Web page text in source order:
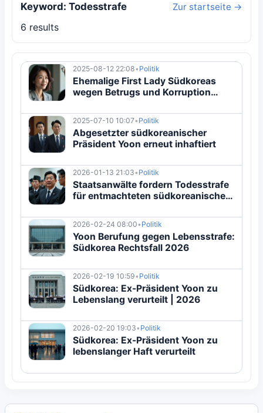
Keyword: Todesstrafe Zur startseite →
6 results
2025-08-12 22:08• Politik
Ehemalige First Lady Südkoreas
wegen Betrugs und Korruption
2025-07-10 10:07• Politik
Abgesetzter südkoreanischer
Präsident Yoon erneut inhaftiert
2026-01-13 21:03• Politik
Staatsanwälte fordern Todesstrafe
für entmachteten südkoreanischen
2026-02-24 08:00• Politik
Yoon Berufung gegen Lebensstrafe:
Südkorea Rechtsfall 2026
2026-02-19 10:59• Politik
Südkorea: Ex-Präsident Yoon zu
Lebenslang verurteilt | 2026
2026-02-20 19:03• Politik
Südkorea: Ex-Präsident Yoon zu
lebenslanger Haft verurteilt